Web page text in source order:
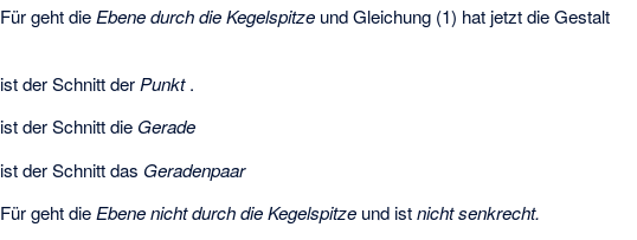
Fürgeht die Ebene durch die Kegelspitze und Gleichung (1) hat jetzt die Gestalt
ist der Schnitt der Punkt .
ist der Schnitt die Gerade
ist der Schnitt das Geradenpaar
Fürgeht die Ebene nicht durch die Kegelspitze und istnicht senkrecht.